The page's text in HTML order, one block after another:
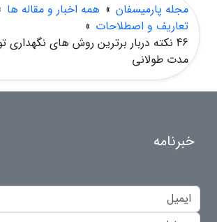
مجله پارمیسفان » همه اخبار و مقاله ها
تعاریف و اصطلاحات »
46 نکته دربار برترین روش های
مدت طولانی
خبرنامه